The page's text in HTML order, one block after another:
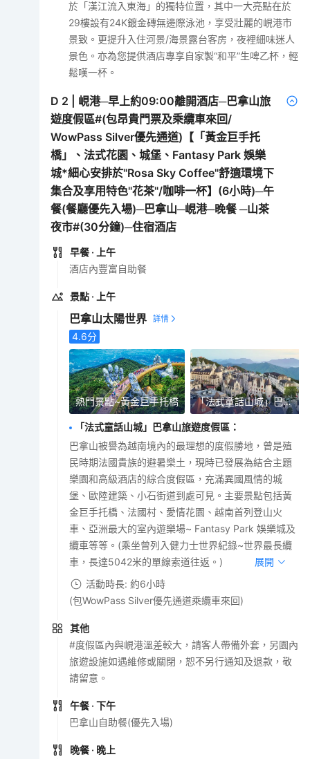
於「漢江流入東海」的獨特位置，其中一大亮點在於
29樓設有24K鍍金磚無邊際泳池，享受壯麗的峴港市
景致。更提升入住河景/海景露台客房，夜裡細味迷人
景色。亦為您提供酒店專享自家製“和平”生啤乙杯，輕
鬆嘆一杯。
D 2
峴港─早上約09:00離開酒店─巴拿山旅
遊度假區#(包昂貴門票及乘纜車來回/
WowPass Silver優先通道)【「黃金巨手托
橋」、法式花園、城堡、Fantasy Park 娛樂
城*細心安排於"Rosa Sky Coffee"舒適環境下
集合及享用特色"花茶"/咖啡一杯】(6小時)─午
餐(餐廳優先入場)─巴拿山─峴港─晚餐 ─山茶
夜市#(30分鐘)─住宿酒店
早餐 · 上午
酒店內豐富自助餐
景點 · 上午
巴拿山太陽世界
4.6分
熱門景點~黃金巨手托橋 「法式童話山城」巴拿山旅遊度假區
「法式童話山城」巴拿山旅遊度假區 ：
巴拿山被譽為越南境內的最理想的度假勝地，曾是殖
民時期法國貴族的避暑樂土，現時已發展為結合主題
樂園和高級酒店的綜合度假區，充滿異國風情的城
堡、歐陸建築、小石街道到處可見。主要景點包括黃
金巨手托橋、法國村、愛情花園、越南首列登山火
車、亞洲最大的室內遊樂場~ Fantasy Park 娛樂城及
纜車等等。(乘坐曾列入健力士世界紀錄~世界最長纜
車，長達5042米的單線索道往返。)
展開
活動時長: 約6小時
(包WowPass Silver優先通道乘纜車來回)
其他
#度假區內與峴港溫差較大，請客人帶備外套，另園內
旅遊設施如遇維修或關閉，恕不另行通知及退款，敬
請留意。
午餐 · 下午
巴拿山自助餐(優先入場)
晚餐 · 晚上